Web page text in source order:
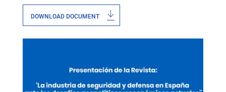
DOWNLOAD DOCUMENT